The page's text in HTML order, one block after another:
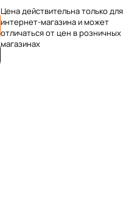
Цена действительна только для
интернет-магазина и может
отличаться от цен в розничных
магазинах